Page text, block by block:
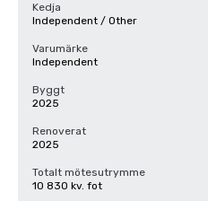
Kedja
Independent / Other
Varumärke
Independent
Byggt
2025
Renoverat
2025
Totalt mötesutrymme
10 830 kv. fot